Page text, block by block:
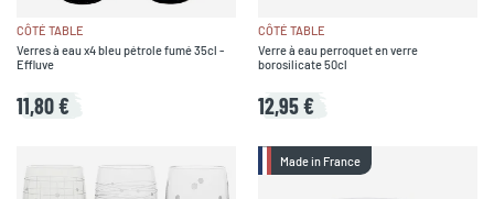
CÔTÉ TABLE
Verres à eau x4 bleu pétrole fumé 35cl -
Effluve
11,80 €
CÔTÉ TABLE
Verre à eau perroquet en verre
borosilicate 50cl
12,95 €
Made in France